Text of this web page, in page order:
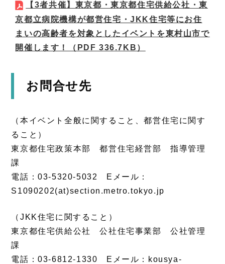
【3者共催】東京都・東京都住宅供給公社・東
京都立病院機構が都営住宅・JKK住宅等にお住
まいの高齢者を対象としたイベントを東村山市で
開催します！
（PDF 336.7KB）
お問合せ先
（本イベント全般に関すること、都営住宅に関す
ること）
東京都住宅政策本部 都営住宅経営部 指導管理
課
電話：03-5320-5032 Eメール：
S1090202(at)section.metro.tokyo.jp
（JKK住宅に関すること）
東京都住宅供給公社 公社住宅事業部 公社管理
課
電話：03-6812-1330 Eメール：kousya-